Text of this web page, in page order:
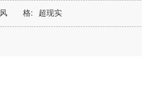
风 格: 超现实